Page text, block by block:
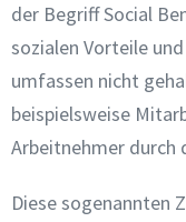
der Begriff Social
sozialen Vorteile
umfassen nicht
beispielsweise
Arbeitnehmer durch
Diese sogenannten